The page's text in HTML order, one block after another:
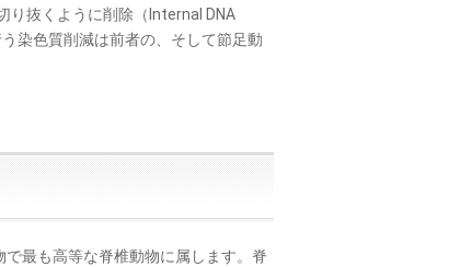
抜くように削除（Internal DNA
染色質削減は前者の、そして節足動
最も高等な脊椎動物に属します。脊